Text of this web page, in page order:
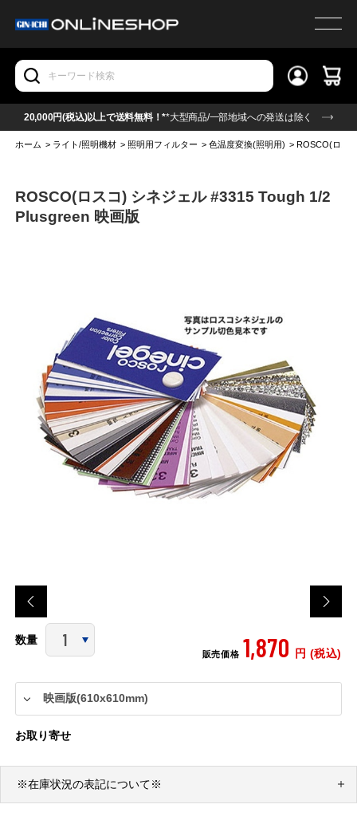
20,000円(税込)以上で送料無料！**大型商品/一部地域への発送は除く
ホーム > ライト/照明機材 > 照明用フィルター >色温度変換(照明用) >ROSCO(ロス
ROSCO(ロスコ) シネジェル #3315 Tough 1/2
Plusgreen 映画版
数量
販売価格 1,870 円 (税込)
お取り寄せ
※在庫状況の表記について※